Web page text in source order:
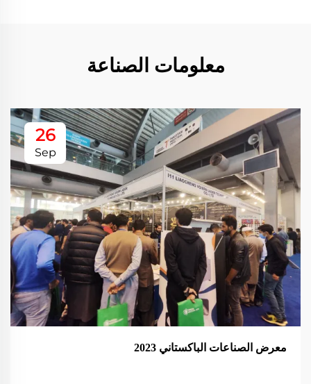
معلومات الصناعة
26
Sep
معرض الصناعات الباكستاني 2023